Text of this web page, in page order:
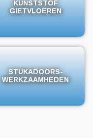
KUNSTSTOF
GIETVLOEREN
KUNSTSTOF
GIETVLOEREN
STUKADOORS-
WERKZAAMHEDEN
STUKADOORS-
WERKZAAMHEDEN